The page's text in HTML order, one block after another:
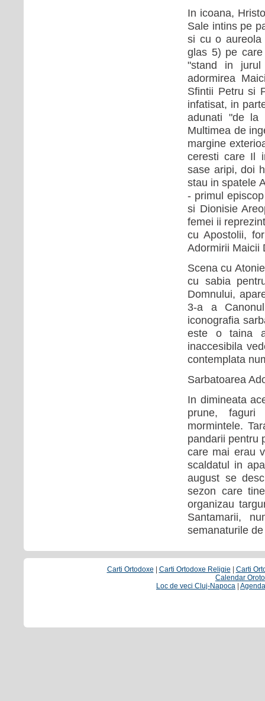
In icoana,
Sale intins pe
si cu o aureola
glas 5) pe
"stand in jurul
adormirea
Sfintii Petru si
infatisat, in
adunati "de la
Multimea de
margine
ceresti care Il
sase aripi, doi
stau in spatele
- primul
si Dionisie
femei ii
cu Apostolii,
Adormirii Maicii
Scena cu
cu sabia
Domnului,
3-a a
iconografia
este o taina
inaccesibila
contemplata
Sarbatoarea
In dimineata
prune,
mormintele.
pandarii pentru
care mai erau
scaldatul in
august se
sezon care
organizau
Santamarii,
semana­turile
Carti Ortodoxe Carti Ortodoxe Religie
Carti
Calendar
Loc de veci Cluj-Napoca